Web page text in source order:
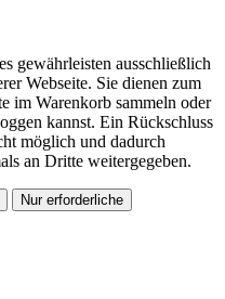
gewährleisten ausschließlich
Webseite. Sie dienen zum
im Warenkorb sammeln oder
kannst. Ein Rückschluss
möglich und dadurch
an Dritte weitergegeben.
Nur erforderliche